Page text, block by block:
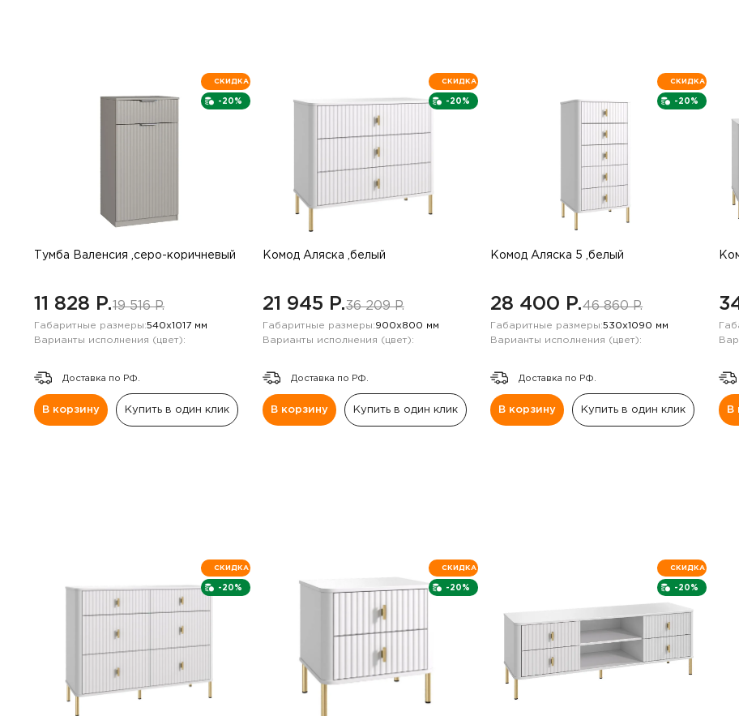
-20%
СКИДКА
Тумба Валенсия ,серо-коричневый
11 828 P.19 516 P.
Габаритные размеры:540х1017 мм
Варианты исполнения (цвет):
Доставка по РФ.
В корзину Купить в один клик
-20%
СКИДКА
Комод Аляска ,белый
21 945 P.36 209 P.
Габаритные размеры:900х800 мм
Варианты исполнения (цвет):
Доставка по РФ.
В корзину Купить в один клик
-20%
СКИДКА
Комод Аляска 5 ,белый
28 400 P.46 860 P.
Габаритные размеры:530х1090 мм
Варианты исполнения (цвет):
Доставка по РФ.
В корзину Купить в один клик В
-20%
СКИДКА
-20%
СКИДКА
-20%
СКИДКА